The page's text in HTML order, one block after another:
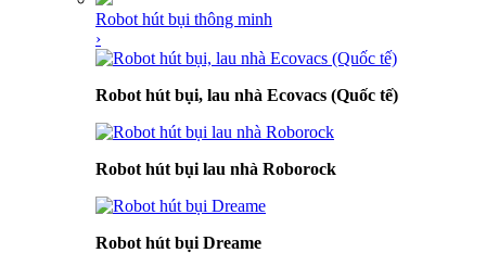
Robot hút bụi thông minh
›
Robot hút bụi, lau nhà Ecovacs (Quốc tế)
Robot hút bụi lau nhà Roborock
Robot hút bụi Dreame